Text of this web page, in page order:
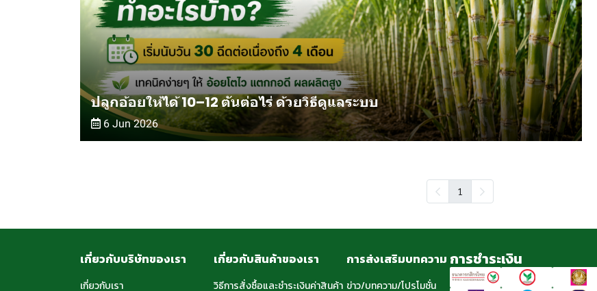
ปลูกอ้อยให้ได้ 10–12 ตันต่อไร่ ด้วยวิธีดูแลระบบ
6 Jun 2026
1
เกี่ยวกับบริษัทของเรา
เกี่ยวกับเรา
เกี่ยวกับสินค้าของเรา
วิธีการสั่งซื้อและชำระเงินค่าสินค้า
การส่งเสริมบทความ
ข่าว/บทความ/โปรโมชั่น
การชำระเงิน